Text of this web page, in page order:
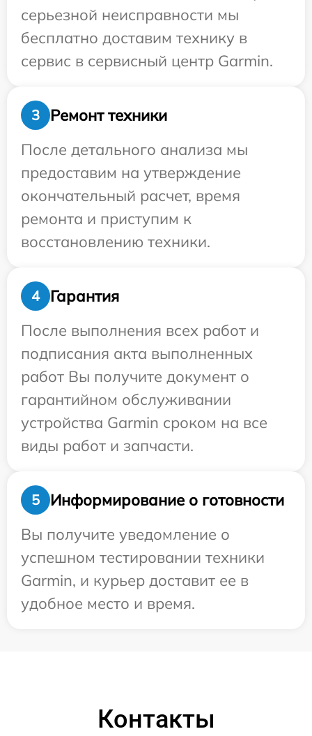
серьезной неисправности мы
бесплатно доставим технику в
сервис в сервисный центр Garmin.
3
Ремонт техники
После детального анализа мы
предоставим на утверждение
окончательный расчет, время
ремонта и приступим к
восстановлению техники.
4
Гарантия
После выполнения всех работ и
подписания акта выполненных
работ Вы получите документ о
гарантийном обслуживании
устройства Garmin сроком на все
виды работ и запчасти.
5
Информирование о готовности
Вы получите уведомление о
успешном тестировании техники
Garmin, и курьер доставит ее в
удобное место и время.
Контакты